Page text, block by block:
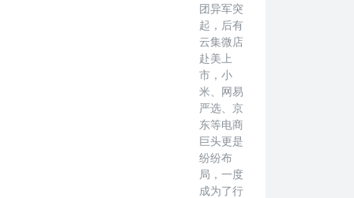
团异军突
起，后有
云集微店
赴美上
市，小
米、网易
严选、京
东等电商
巨头更是
纷纷布
局，一度
成为了行